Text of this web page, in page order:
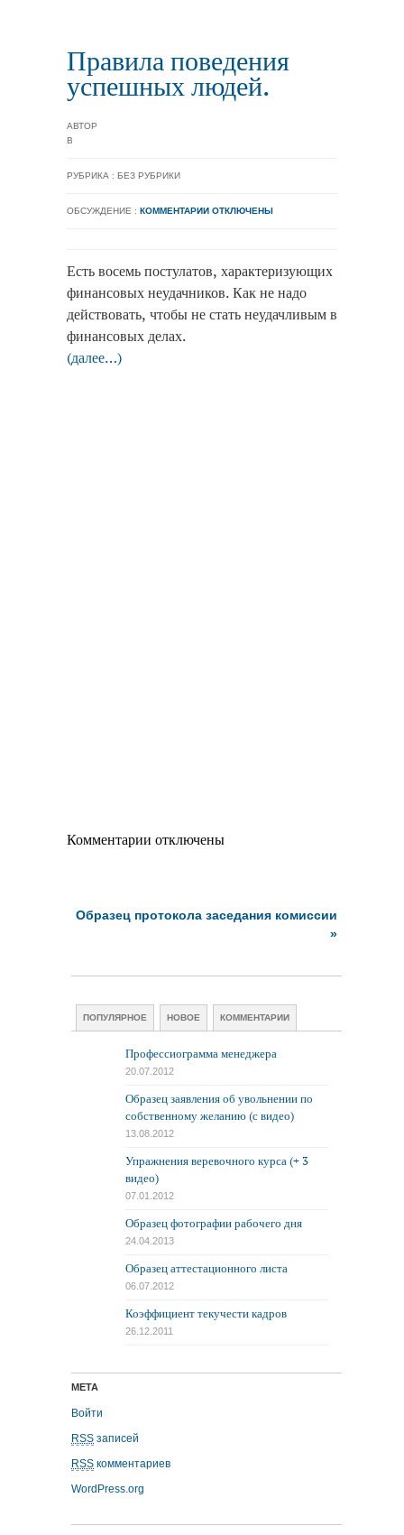
Правила поведения
успешных людей.
АВТОР
В
РУБРИКА : БЕЗ РУБРИКИ
ОБСУЖДЕНИЕ : КОММЕНТАРИИ ОТКЛЮЧЕНЫ
Есть восемь постулатов, характеризующих
финансовых неудачников. Как не надо
действовать, чтобы не стать неудачливым в
финансовых делах.
(далее…)
Комментарии отключены
Образец протокола заседания комиссии
»
ПОПУЛЯРНОЕ НОВОЕ КОММЕНТАРИИ
Профессиограмма менеджера
20.07.2012
Образец заявления об увольнении по
собственному желанию (с видео)
13.08.2012
Упражнения веревочного курса (+ 3
видео)
07.01.2012
Образец фотографии рабочего дня
24.04.2013
Образец аттестационного листа
06.07.2012
Коэффициент текучести кадров
26.12.2011
МЕТА
Войти
RSS записей
RSS комментариев
WordPress.org